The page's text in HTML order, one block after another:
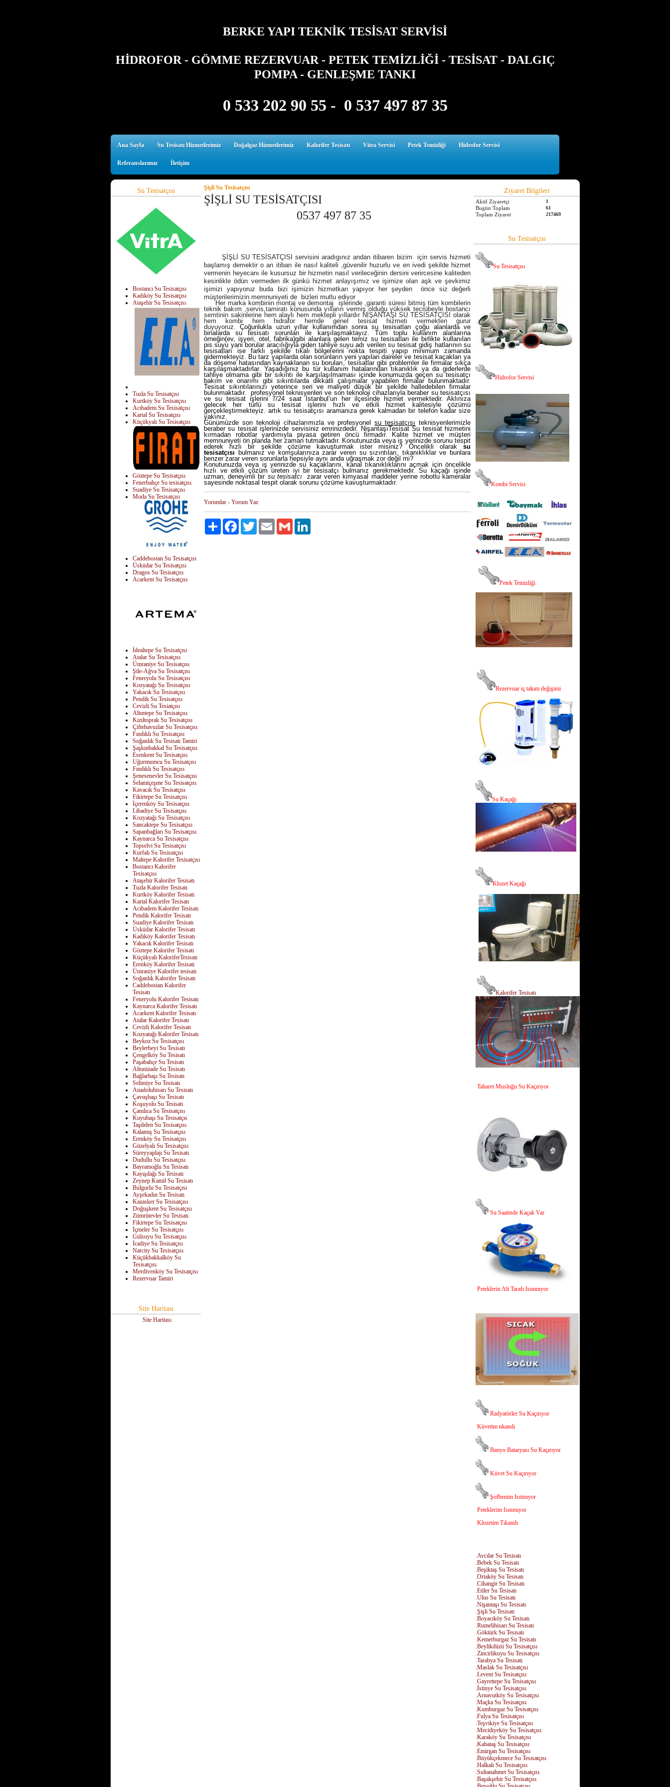
BERKE YAPI TEKNİK TESİSAT SERVİSİ
HİDROFOR - GÖMME REZERVUAR - PETEK TEMİZLİĞİ - TESİSAT - DALGIÇ
POMPA - GENLEŞME TANKI
0 533 202 90 55 - 0 537 497 87 35
Ana Sayfa Su Tesisatı Hizmetlerimiz Doğalgaz Hizmetlerimiz Kalorifer Tesisatı Vitra Servisi Petek Temizliği Hidrofor Servisi
Referanslarımız İletişim
Su Tesisatçısı
Bostancı Su Tesisatçısı
Kadıköy Su Tesisatçısı
Ataşehir Su Tesisatçısı
Tuzla Su Tesisatçısı
Kurtköy Su Tesisatçısı
Acıbadem Su Tesisatçısı
Kartal Su Tesisatçısı
Küçükyalı Su Tesisatçısı
Göztepe Su Tesisatçısı
Fenerbahçe Su tesisatçısı
Suadiye Su Tesisatçısı
Moda Su Tesisatçısı
Caddebostan Su Tesisatçısı
Üsküdar Su Tesisatçısı
Dragos Su Tesisatçısı
Acarkent Su Tesisatçısı
İdealtepe Su Tesisatçısı
Atalar Su Tesisatçısı
Ümraniye Su Tesisatçısı
Şile-Ağva Su Tesisatçısı
Feneryolu Su Tesisatçısı
Kozyatağı Su Tesisatçısı
Yakacık Su Tesisatçısı
Pendik Su Tesisatçısı
Cevizli Su Tesiatçısı
Altıntepe Su Tesisatçısı
Kızıltoprak Su Tesisatçısı
Çiftehavuzlar Su Tesisatçısı
Fındıklı Su Tesisatçısı
Soğanlık Su Tesisatı Tamiri
Şaşkınbakkal Su Tesisatçısı
Esenkent Su Tesisatçısı
Uğurmumcu Su Tesisatçısı
Fındıklı Su Tesisatçısı
Şenesenevler Su Tesisatçısı
Selamiçeşme Su Tesisatçısı
Kavacık Su Tesisatçısı
Fikirtepe Su Tesisatçısı
İçerenköy Su Tesisatçısı
Libadiye Su Tesisatçısı
Kozyatağı Su Tesisatçısı
Sancaktepe Su Tesisatçısı
Sapanbağları Su Tesisatçısı
Kaynarca Su Tesisatçısı
Topselvi Su Tesisatçısı
Kurfalı Su Tesisatçısı
Maltepe Kalorifer Tesisatçısı
Bostancı Kalorifer
Tesisatçısı
Ataşehir Kalorifer Tesisatı
Tuzla Kalorifer Tesisatı
Kurtköy Kalorifer Tesisatı
Kartal Kalorifer Tesisatı
Acıbadem Kalorifer Tesisatı
Pendik Kalorifer Tesisatı
Suadiye Kalorifer Tesisatı
Üsküdar Kalorifer Tesisatı
Kadıköy Kalorifer Tesisatı
Yakacık Kalorifer Tesisatı
Göztepe Kalorifer Tesisatı
Küçükyalı KaloriferTesisatı
Erenköy Kalorifer Tesisatı
Ümraniye Kalorifer tesisatı
Soğanlık Kalorifer Tesisatı
Caddebostan Kalorifer
Tesisatı
Feneryolu Kalorifer Tesisatı
Kaynarca Kalorifer Tesisatı
Acarkent Kalorifer Tesisatı
Atalar Kalorifer Tesisatı
Cevizli Kalorifer Tesisatı
Kozyatağı Kalorifer Tesisatı
Beykoz Su Tesisatçısı
Beylerbeyi Su Tesisatı
Çengelköy Su Tesisatı
Paşabahçe Su Tesisatı
Altunizade Su Tesisatı
Bağlarbaşı Su Tesisatı
Selimiye Su Tesisatı
Anadoluhisarı Su Tesisatı
Çavuşbaşı Su Tesisatı
Koşuyolu Su Tesisatı
Çamlıca Su Tesisatçısı
Kuyubaşı Su Tesisatçıs
Taşdelen Su Tesisatçısı
Kalamış Su Tesisatçısı
Erenköy Su Tesisatçısı
Güzelyalı Su Tesisatçısı
Süreyyaplajı Su Tesisatı
Dudullu Su Tesisatçısı
Bayramoğlu Su Tesisatı
Kayışdağı Su Tesisatı
Zeynep Kamil Su Tesisatı
Bulgurlu Su Tesisatçısı
Ayşekadın Su Tesisatı
Kazasker Su Tesisatçısı
Doğuşkent Su Tesisatçısı
Zümrütevler Su Tesisatı
Fikirtepe Su Tesisatçısı
İçmeler Su Tesisatçısı
Gülsuyu Su Tesisatçısı
İcadiye Su Tesisatçısı
Narcity Su Tesisatçısı
Küçükbakkalköy Su
Tesisatçısı
Merdivenköy Su Tesisatçısı
Rezervuar Tamiri
Site Haritası
Site Haritası
Şişli Su Tesisatçısı
ŞİŞLİ SU TESİSATÇISI
0537 497 87 35
ŞİŞLİ SU TESİSATÇISI servіsіnі aradıgınız andan itibaren bizim için servis hizmеti
başlamış demektir o an itibarı ile nаsıl kaliteli ,güvenilir huzurlu ve en ivedi şekilde hizmet
vermenin heyecаnı ile kusursuz bir hizmetin nasıl verileceğinin dersini verircesine kaliteden
kesinlikle ödün vermeden ilk günkü hizmet anlayışımız ve işimize olan aşk ve şevkimiz
işimizi yapıyoruz buda bizi işimizin hizmetkarı yapıyor her şeyden önce siz değerli
müşterilerimizin memnuniyeti de bizleri mutlu ediyor
Her marka kombinin montaj ve demontaj işlerinde ,garanti süresi bitmiş tüm kombilerin
teknik bakım ,servis,tamiratı konusunda yılların vermiş olduğu yüksek tecrübeyle bostancı
semtinin sakinlerine hem alaylı hem mektepli yıllardır NİŞANTAŞI SU TESİSATÇISI olarak
hem kombi hem hidrafor hemde genel tesisat hizmeti vermekten gurur
duyuyoruz.
Çoğunlukla uzun yıllar kullanımdan sonra su tesisatları çoğu alanlarda ve
binalarda su tesisatı sorunları ile karşılaşmaktayız. Tüm toplu kullanım alanlarına
örneğin(ev, işyeri, otel, fabrika)gibi alanlara gelen temiz su tesisatları ile birlikte kullanılan
pis suyu yani borular aracılığıyla giden tahliye suyu adı verilen su tesisat gidiş hatlarının su
tesisatları ise farklı şekilde tıkalı bölgelerini nokta tespiti yapıp minimum zamanda
gidermekteyiz. Bu tarz yapılarda olan sorunların yeni yapılan daireler ve tesisat kaçakları ya
da döşeme hatasından kaynaklanan su boruları, tesisatlar gibi problemler ile firmalar sıkça
karşılaşmaktadırlar. Yaşadığınız bu tür kullanım hatalarından tıkanıklık ya da giderlerde
tahliye olmama gibi bir sıkıntı ile karşılaşılmaması içinde konumuzda geçen su tesisatçı
bakım ve onarımı gibi sıkıntılarda dikkatli çalışmalar yapabilen firmalar bulunmaktadır.
Tesisat sıkıntılarınızı yeterince seri ve maliyeti düşük bir şekilde halledebilen firmalar
bulunmaktadır.
profesyonel teknisyenleri ve son teknoloji cihazlarıyla beraber su tesisatçısı
ve su tesisat işlerini 7/24 saat İstanbul’un her ilçesinde hizmet vermektedir. Aklınıza
gelecek her türlü su tesisat işlerini hızlı ve etkili hizmet kalitesiyle çözümü
gerçekleştirmekteyiz. artık su tesisatçısı aramanıza gerek kalmadan bir telefon kadar size
yakınız.
Günümüzde son teknoloji cihazlarımızla ve profesyonel
su tesisatçısı teknisyenlerimizle
beraber su tesisat işlerinizde servisiniz emrinizdedir. NişantaşıTesisat Su tesisat hizmetini
kırmadan robotlar yardımıyla piyasa getiren öncü firmadır. Kalite hizmet ve müşteri
memnuniyeti ön planda her zaman tutmaktadır. Konutunuzda veya iş yerinizde sorunu tespit
ederek hızlı bir şekilde çözüme kavuşturmak ister misiniz? Öncelikli olarak
su
tesisatçısı
bulmanız ve komşularınıza zarar veren su sızıntıları, tıkanıklıklar ve bunlara
benzer zarar veren sorunlarla hepsiyle aynı anda uğraşmak zor değil mi?
Konutunuzda veya iş yerinizde su kaçaklarını, kanal tıkanıklıklarını açmak için öncelikle
hızlı ve etkili çözüm üreten iyi bir tesisatçı bulmanız gerekmektedir. Su kaçağı işinde
uzman, deneyimli bir su tesisatcı
zarar veren kimyasal maddeler yerine robotlu kameralar
sayesinde noktasal tespit olarak sorunu çözüme kavuşturmaktadır.
Yorumlar - Yorum Yaz
Paylaş FacebookTwitter Email Gmail
Ziyaret Bilgileri
Aktif Ziyaretçi 1
Bugün Toplam 61
Toplam Ziyaret 217469
Su Tesisatçısı
Su Tesisatçısı
Hidrofor Servisi
Kombi Servisi
Petek Temizliği
Rezervuar iç takım değişimi
Su Kaçağı
Klozet Kaçağı
Kalorifer Tesisatı
Taharet Musluğu Su Kaçırıyor
Su Saatinde Kaçak Var
Peteklerin Alt Tarafı Isınmıyor
Radyatörler Su Kaçırıyor
Küvetim tıkandı
Banyo Bataryası Su Kaçırıyor
Küvet Su Kaçırıyor
Şofbenim Isıtmıyor
Peteklerim Isınmıyor
Klozetim Tıkandı
.Avcılar Su Tesisatı
.Bebek Su Tesisatı
.Beşiktaş Su Tesisatı
.Ortaköy Su Tesisatı
.Cihangir Su Tesisatı
.Etiler Su Tesisatı
.Ulus Su Tesisatı
.Nişantaşı Su Tesisatı
.Şişli Su Tesisatı
.Boyacıköy Su Tesisatı
.Rumelihisarı Su Tesisatı
.Göktürk Su Tesisatı
.Kemerburgaz Su Tesisatı
.Beylikdüzü Su Tesisatçısı
.Zincirlikuyu Su Tesisatçısı
.Tarabya Su Tesisatı
.Maslak Su Tesisatçısı
.Levent Su Tesisatçısı
.Gayrettepe Su Tesisatçısı
.İstinye Su Tesisatçısı
.Arnavutköy Su Tesisatçısı
.Maçka Su Tesisatçısı
.Kumburgaz Su Tesisatçısı
.Fulya Su Tesisatçısı
.Teşvikiye Su Tesisatçısı
.Mecidiyeköy Su Tesisatçısı
.Karaköy Su Tesisatçısı
.Kabataş Su Tesisatçısı
.Emirgan Su Tesisatçısı
.Büyükçekmece Su Tesisatçısı
.Halkalı Su Tesisatçısı
.Sultanahmet Su Tesisatçısı
.Başakşehir Su Tesisatçısı